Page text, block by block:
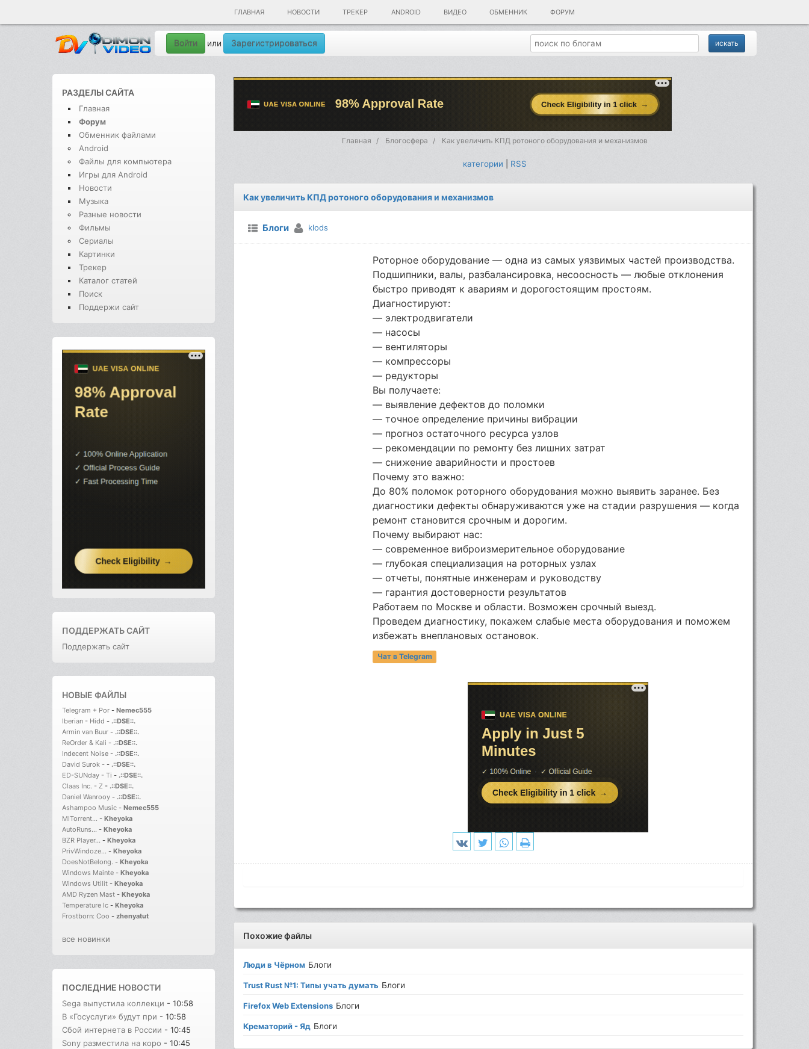
ГЛАВНАЯ НОВОСТИ ТРЕКЕР ANDROID ВИДЕО ОБМЕННИК ФОРУМ
Войти или Зарегистрироваться
РАЗДЕЛЫ САЙТА
Главная
Форум
Обменник файлами
Android
Файлы для компьютера
Игры для Android
Новости
Музыка
Разные новости
Фильмы
Сериалы
Картинки
Трекер
Каталог статей
Поиск
Поддержи сайт
ПОДДЕРЖАТЬ САЙТ
Поддержать сайт
НОВЫЕ ФАЙЛЫ
Telegram + Por - Nemec555
Iberian - Hidd - .::DSE::.
Armin van Buur - .::DSE::.
ReOrder & Kali - .::DSE::.
Indecent Noise - .::DSE::.
David Surok - - .::DSE::.
ED-SUNday - Ti - .::DSE::.
Claas Inc. - Z - .::DSE::.
Daniel Wanrooy - .::DSE::.
Ashampoo Music - Nemec555
MITorrent... - Kheyoka
AutoRuns... - Kheyoka
BZR Player... - Kheyoka
PrivWindoze... - Kheyoka
DoesNotBelong. - Kheyoka
Windows Mainte - Kheyoka
Windows Utilit - Kheyoka
AMD Ryzen Mast - Kheyoka
Temperature Ic - Kheyoka
Frostborn: Coo - zhenyatut
все новинки
ПОСЛЕДНИЕ НОВОСТИ
Sega выпустила коллекци - 10:58
В «Госуслуги» будут при - 10:58
Сбой интернета в России - 10:45
Sony разместила на коро - 10:45
Главная Блогосфера Как увеличить КПД ротоного оборудования и механизмов
категории RSS
Как увеличить КПД ротоного оборудования и механизмов
Блоги klods
Роторное оборудование — одна из самых уязвимых частей производства.
Подшипники, валы, разбалансировка, несоосность — любые отклонения
быстро приводят к авариям и дорогостоящим простоям.
Диагностируют:
— электродвигатели
— насосы
— вентиляторы
— компрессоры
— редукторы
Вы получаете:
— выявление дефектов до поломки
— точное определение причины вибрации
— прогноз остаточного ресурса узлов
— рекомендации по ремонту без лишних затрат
— снижение аварийности и простоев
Почему это важно:
До 80% поломок роторного оборудования можно выявить заранее. Без
диагностики дефекты обнаруживаются уже на стадии разрушения — когда
ремонт становится срочным и дорогим.
Почему выбирают нас:
— современное виброизмерительное оборудование
— глубокая специализация на роторных узлах
— отчеты, понятные инженерам и руководству
— гарантия достоверности результатов
Работаем по Москве и области. Возможен срочный выезд.
Проведем диагностику, покажем слабые места оборудования и поможем
избежать внеплановых остановок.
Чат в Telegram
Похожие файлы
Люди в Чёрном Блоги
Trust Rust №1: Типы учать думать Блоги
Firefox Web Extensions Блоги
Крематорий - Яд Блоги